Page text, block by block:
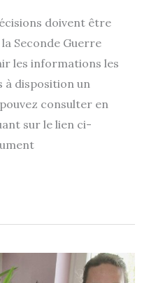
doivent être
Seconde Guerre
les informations les
à disposition un
consulter en
sur le lien ci-